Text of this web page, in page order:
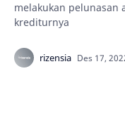
melakukan pelunasan
krediturnya